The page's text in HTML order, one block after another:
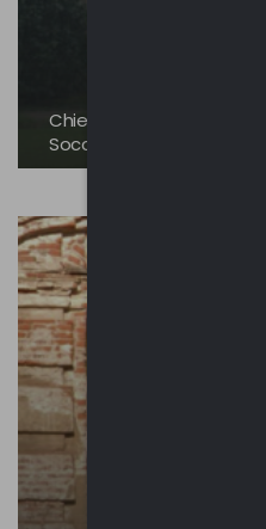
Chiesa Santa Maria del
Soccorso